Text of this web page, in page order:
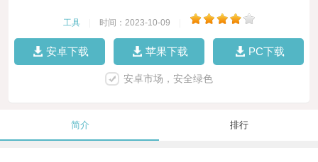
工具 时间：2023-10-09
安卓下载 苹果下载 PC下载
安卓市场，安全绿色
简介 排行